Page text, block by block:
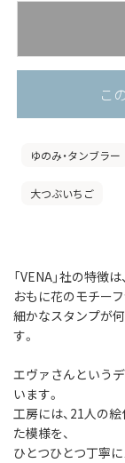
こ
ゆのみ・タンブラー
大つぶいちご
「VENA」社の特徴
おもに花のモチー
細かなスタンプが
す。
エヴァさんという
います。
工房には、21人の
た模様を、
ひとつひとつ丁寧